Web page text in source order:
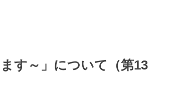
す～」について（第13